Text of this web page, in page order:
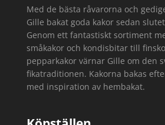
Med de bästa råvarorna och
Gille bakat goda kakor sedan
Genom ett fantastiskt sortiment
småkakor och kondisbitar till
pepparkakor värnar Gille om den
fikatraditionen. Kakorna bakas
med inspiration av hembakat.